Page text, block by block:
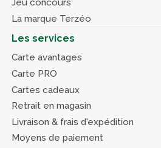
Jeu concours
La marque Terzéo
Les services
Carte avantages
Carte PRO
Cartes cadeaux
Retrait en magasin
Livraison & frais d'expédition
Moyens de paiement